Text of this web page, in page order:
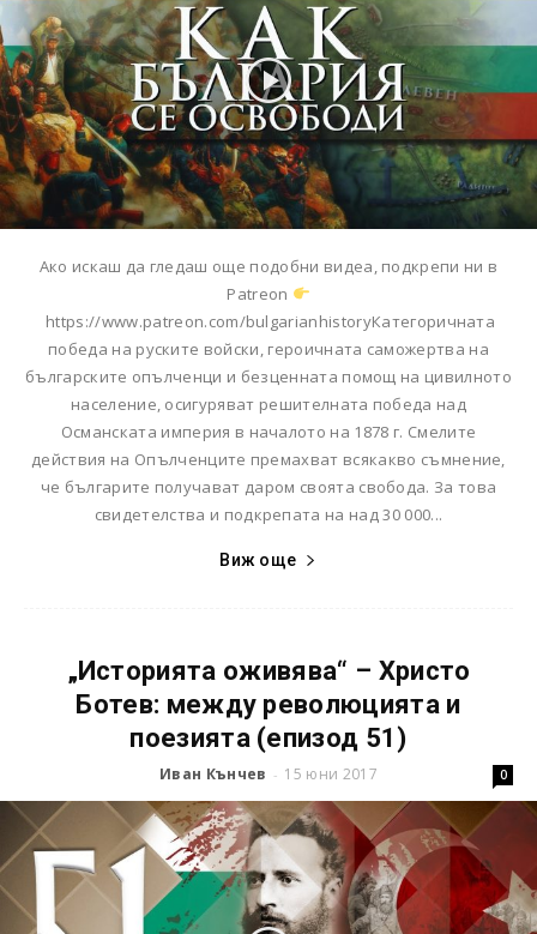
Ако искаш да гледаш още подобни видеа, подкрепи ни в
Patreon
https://www.patreon.com/bulgarianhistoryКатегоричната
победа на руските войски, героичната саможертва на
българските опълченци и безценната помощ на цивилното
население, осигуряват решителната победа над
Османската империя в началото на 1878 г. Смелите
действия на Опълченците премахват всякакво съмнение,
че българите получават даром своята свобода. За това
свидетелства и подкрепата на над 30 000...
Виж още
„Историята оживява“ – Христо
Ботев: между революцията и
поезията (епизод 51)
Иван Кънчев - 15 юни 2017 0